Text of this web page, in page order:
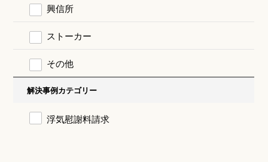
興信所
ストーカー
その他
解決事例カテゴリー
浮気慰謝料請求